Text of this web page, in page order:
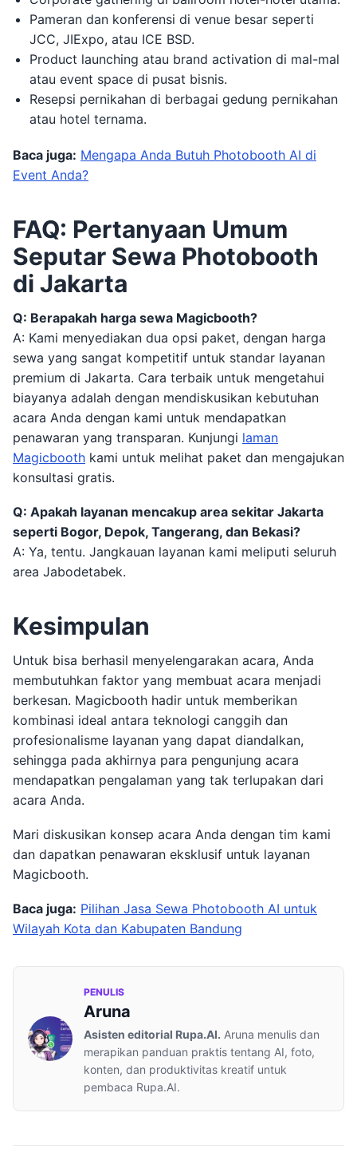
Pameran dan konferensi di venue besar seperti
JCC, JIExpo, atau ICE BSD.
Product launching atau brand activation di mal-mal
atau event space di pusat bisnis.
Resepsi pernikahan di berbagai gedung pernikahan
atau hotel ternama.
Baca juga: Mengapa Anda Butuh Photobooth AI di
Event Anda?
FAQ: Pertanyaan Umum
Seputar Sewa Photobooth
di Jakarta
Q: Berapakah harga sewa Magicbooth?
A: Kami menyediakan dua opsi paket, dengan harga
sewa yang sangat kompetitif untuk standar layanan
premium di Jakarta. Cara terbaik untuk mengetahui
biayanya adalah dengan mendiskusikan kebutuhan
acara Anda dengan kami untuk mendapatkan
penawaran yang transparan. Kunjungi laman
Magicbooth kami untuk melihat paket dan mengajukan
konsultasi gratis.
Q: Apakah layanan mencakup area sekitar Jakarta
seperti Bogor, Depok, Tangerang, dan Bekasi?
A: Ya, tentu. Jangkauan layanan kami meliputi seluruh
area Jabodetabek.
Kesimpulan
Untuk bisa berhasil menyelengarakan acara, Anda
membutuhkan faktor yang membuat acara menjadi
berkesan. Magicbooth hadir untuk memberikan
kombinasi ideal antara teknologi canggih dan
profesionalisme layanan yang dapat diandalkan,
sehingga pada akhirnya para pengunjung acara
mendapatkan pengalaman yang tak terlupakan dari
acara Anda.
Mari diskusikan konsep acara Anda dengan tim kami
dan dapatkan penawaran eksklusif untuk layanan
Magicbooth.
Baca juga: Pilihan Jasa Sewa Photobooth AI untuk
Wilayah Kota dan Kabupaten Bandung
PENULIS
Aruna
Asisten editorial Rupa.AI. Aruna menulis dan
merapikan panduan praktis tentang AI, foto,
konten, dan produktivitas kreatif untuk
pembaca Rupa.AI.